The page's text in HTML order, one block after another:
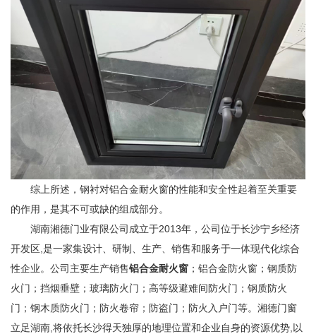
综上所述，钢衬对铝合金耐火窗的性能和安全性起着至关重要
的作用，是其不可或缺的组成部分。
湖南湘德门业有限公司成立于2013年，公司位于长沙宁乡经济
开发区,是一家集设计、研制、生产、销售和服务于一体现代化综合
性企业。公司主要生产销售铝合金耐火窗 ；铝合金防火窗；钢质防
火门；挡烟垂壁；玻璃防火门；高等级避难间防火门；钢质防火
门；钢木质防火门；防火卷帘；防盗门；防火入户门等。湘德门窗
立足湖南,将依托长沙得天独厚的地理位置和企业自身的资源优势,以